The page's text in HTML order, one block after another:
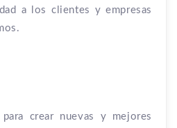
a los clientes y empresas
crear nuevas y mejores